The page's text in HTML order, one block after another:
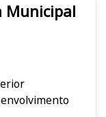
Municipal